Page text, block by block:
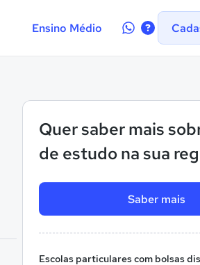
Ensino Médio
Contate-
Quer saber mais
de estudo na sua
Saber mais
Escolas particulares com bolsas